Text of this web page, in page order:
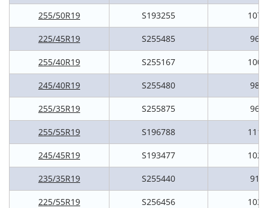
255/50R19 S193255 107V
225/45R19 S255485 96V
255/40R19 S255167 100V
245/40R19 S255480 98V
255/35R19 S255875 96V
255/55R19 S196788 111V
245/45R19 S193477 102V
235/35R19 S255440 91V
225/55R19 S256456 103V